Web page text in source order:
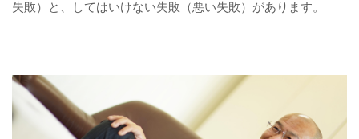
失敗）と、してはいけない失敗（悪い失敗）があります。